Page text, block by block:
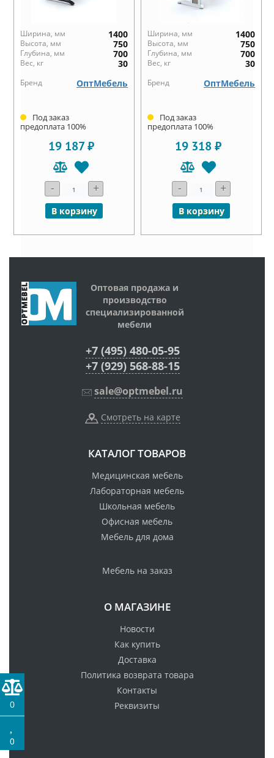
Ширина, мм 1400
Высота, мм 750
Глубина, мм 700
Вес, кг 30
Бренд ОптМебель
Под заказ
предоплата 100%
19 187 ₽
- +
В корзину
Ширина, мм 1400
Высота, мм 750
Глубина, мм 700
Вес, кг 30
Бренд ОптМебель
Под заказ
предоплата 100%
19 318 ₽
- +
В корзину
Оптовая продажа и
производство
специализированной
мебели
+7 (495) 480-05-95
+7 (929) 568-88-15
sale@optmebel.ru
Смотреть на карте
КАТАЛОГ ТОВАРОВ
Медицинская мебель
Лабораторная мебель
Школьная мебель
Офисная мебель
Мебель для дома
Мебель на заказ
О МАГАЗИНЕ
Новости
Как купить
Доставка
Политика возврата товара
Контакты
Реквизиты
0
0